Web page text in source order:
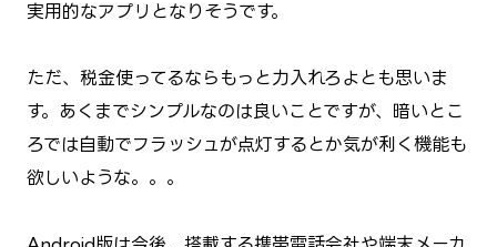
実用的なアプリとなりそうです。
ただ、税金使ってるならもっと力入れろよとも思いま
す。あくまでシンプルなのは良いことですが、暗いとこ
ろでは自動でフラッシュが点灯するとか気が利く機能も
欲しいような。。。